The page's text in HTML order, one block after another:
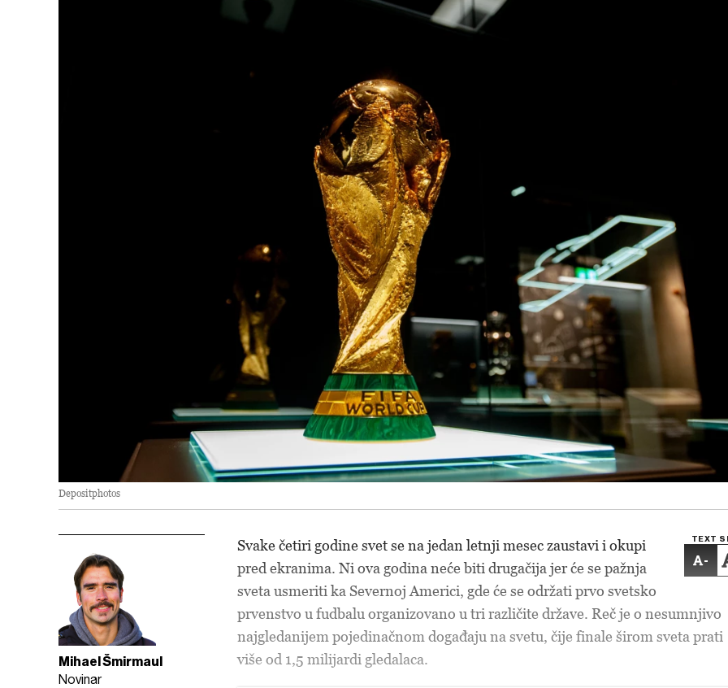
Depositphotos
Mihael Šmirmaul
Novinar
TEXT
-
Svake četiri godine svet se na jedan letnji mesec zaustavi i okupi
pred ekranima. Ni ova godina neće biti drugačija jer će se pažnja
sveta usmeriti ka Severnoj Americi, gde će se održati prvo svetsko
prvenstvo u fudbalu organizovano u tri različite države. Reč je o nesumnjivo
najgledanijem pojedinačnom događaju na svetu, čije finale širom sveta prati
više od 1,5 milijardi gledalaca.